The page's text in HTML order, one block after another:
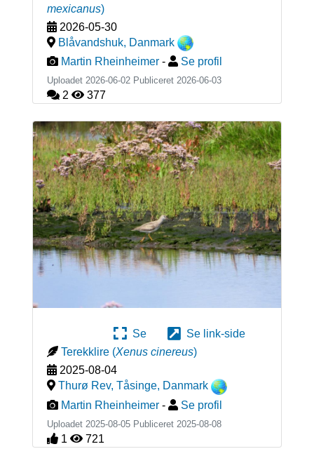
mexicanus)
2026-05-30
Blåvandshuk, Danmark
Martin Rheinheimer - Se profil
Uploadet 2026-06-02 Publiceret 2026-06-03
2 377
Se
Se link-side
Terekklire (Xenus cinereus)
2025-08-04
Thurø Rev, Tåsinge, Danmark
Martin Rheinheimer - Se profil
Uploadet 2025-08-05 Publiceret 2025-08-08
1 721